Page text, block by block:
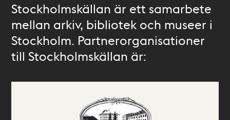
Stockholmskällan är ett samarbete
mellan arkiv, bibliotek och museer i
Stockholm. Partnerorganisationer
till Stockholmskällan är: